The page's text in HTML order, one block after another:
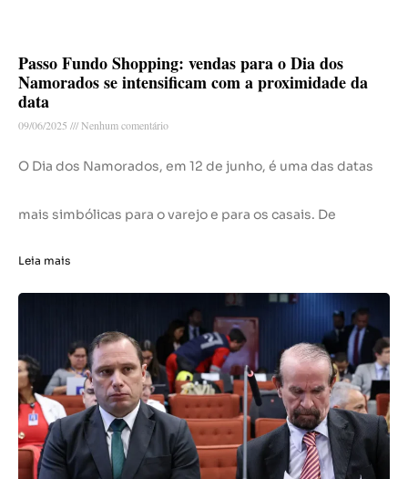
Passo Fundo Shopping: vendas para o Dia dos
Namorados se intensificam com a proximidade da
data
09/06/2025 Nenhum comentário
O Dia dos Namorados, em 12 de junho, é uma das datas
mais simbólicas para o varejo e para os casais. De
Leia mais